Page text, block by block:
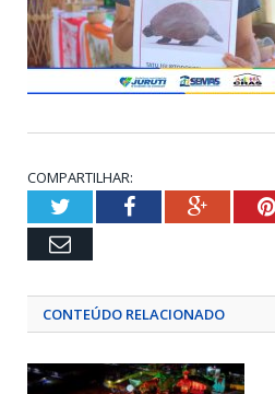
COMPARTILHAR:
TwitterFacebookGoogle+
Email
CONTEÚDO RELACIONADO